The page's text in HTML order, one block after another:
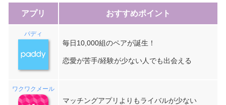
アプリ おすすめポイント
パディ
毎日10,000組のペアが誕生！
恋愛が苦手/経験が少ない人でも出会える
ワクワクメール
マッチングアプリよりもライバルが少ない